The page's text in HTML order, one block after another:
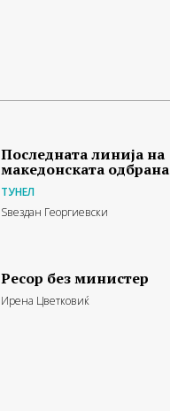
Последната линија на
македонската одбрана
ТУНЕЛ
Ѕвездан Георгиевски
Ресор без министер
Ирена Цветковиќ